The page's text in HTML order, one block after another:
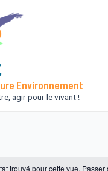
Environnement
agir pour le vivant !
trouvé pour cette vue.